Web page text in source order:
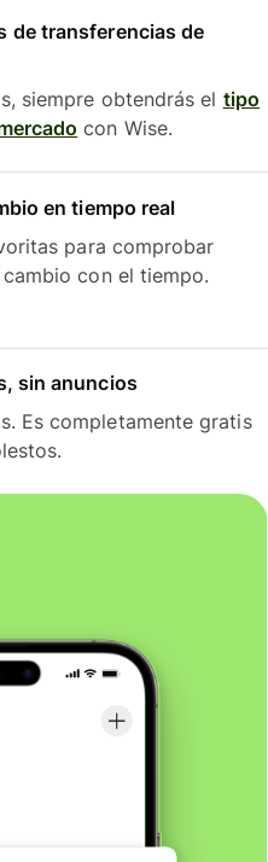
de transferencias de
siempre obtendrás el tipo
con Wise.
en tiempo real
para comprobar
con el tiempo.
sin anuncios
Es completamente gratis